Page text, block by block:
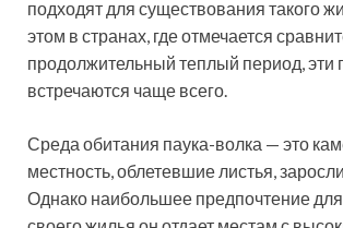
подходят для существования такого
этом в странах, где отмечается
продолжительный теплый период, эти
встречаются чаще всего.
Среда обитания паука-волка — это
местность, облетевшие листья,
Однако наибольшее предпочтение для